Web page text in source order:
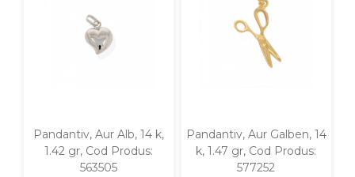
Pandantiv, Aur Alb, 14 k,
1.42 gr, Cod Produs:
563505
Pandantiv, Aur Galben, 14
k, 1.47 gr, Cod Produs:
577252